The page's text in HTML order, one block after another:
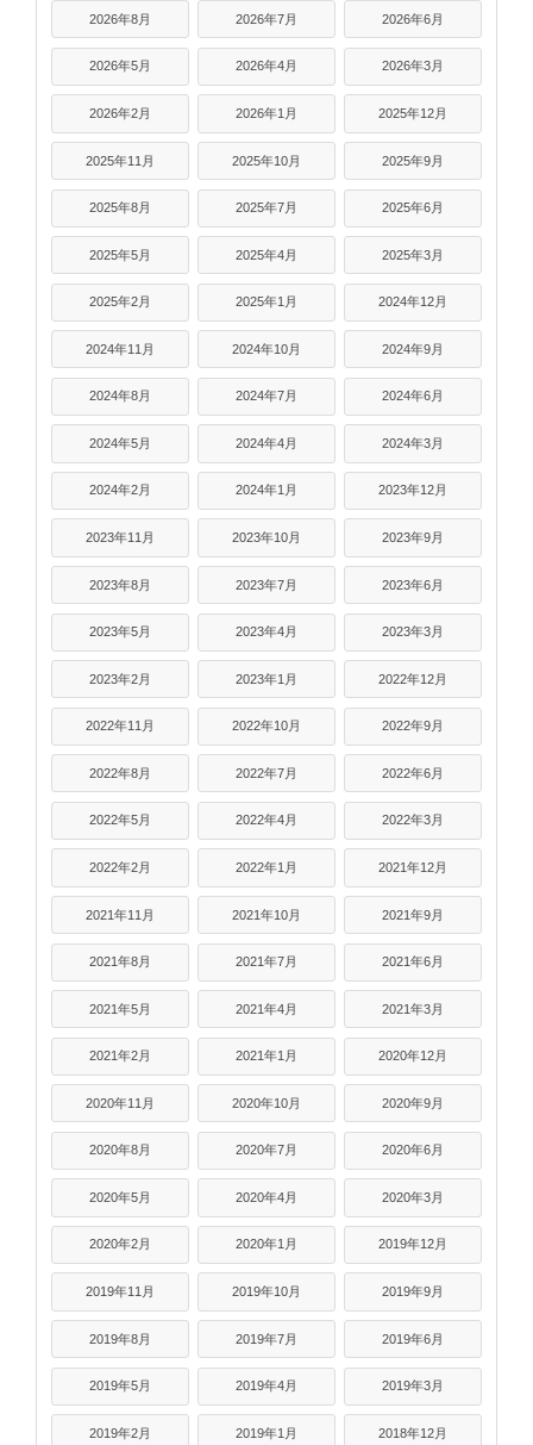
2026年8月 2026年7月 2026年6月
2026年5月 2026年4月 2026年3月
2026年2月 2026年1月 2025年12月
2025年11月 2025年10月 2025年9月
2025年8月 2025年7月 2025年6月
2025年5月 2025年4月 2025年3月
2025年2月 2025年1月 2024年12月
2024年11月 2024年10月 2024年9月
2024年8月 2024年7月 2024年6月
2024年5月 2024年4月 2024年3月
2024年2月 2024年1月 2023年12月
2023年11月 2023年10月 2023年9月
2023年8月 2023年7月 2023年6月
2023年5月 2023年4月 2023年3月
2023年2月 2023年1月 2022年12月
2022年11月 2022年10月 2022年9月
2022年8月 2022年7月 2022年6月
2022年5月 2022年4月 2022年3月
2022年2月 2022年1月 2021年12月
2021年11月 2021年10月 2021年9月
2021年8月 2021年7月 2021年6月
2021年5月 2021年4月 2021年3月
2021年2月 2021年1月 2020年12月
2020年11月 2020年10月 2020年9月
2020年8月 2020年7月 2020年6月
2020年5月 2020年4月 2020年3月
2020年2月 2020年1月 2019年12月
2019年11月 2019年10月 2019年9月
2019年8月 2019年7月 2019年6月
2019年5月 2019年4月 2019年3月
2019年2月 2019年1月 2018年12月